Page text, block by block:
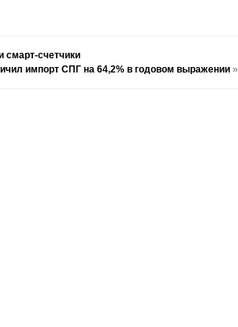
смарт-счетчики
импорт СПГ на 64,2% в годовом выражении»